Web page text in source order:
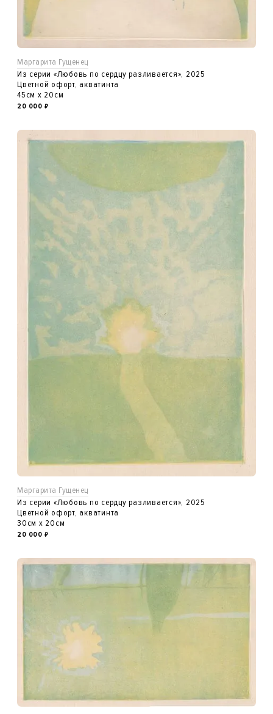
Маргарита Гущенец
Из серии «Любовь по сердцу разливается», 2025
Цветной офорт, акватинта
45см x 20см
20 000 ₽
Маргарита Гущенец
Из серии «Любовь по сердцу разливается», 2025
Цветной офорт, акватинта
30см x 20см
20 000 ₽